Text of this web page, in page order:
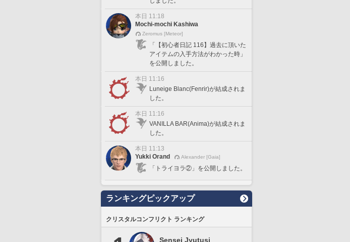
本日 11:18
Mochi-mochi Kashiwa
Zeromus [Meteor]
「【初心者日記 116】過去に頂いた
アイテムの入手方法がわかった時」
を公開しました。
本日 11:16
Luneige Blanc(Fenrir)が結成されま
した。
本日 11:16
VANILLA BAR(Anima)が結成されま
した。
本日 11:13
Yukki Orand
Alexander [Gaia]
「トライヨラ②」を公開しました。
ランキングピックアップ
クリスタルコンフリクト ランキング
Sensei Jyutusi